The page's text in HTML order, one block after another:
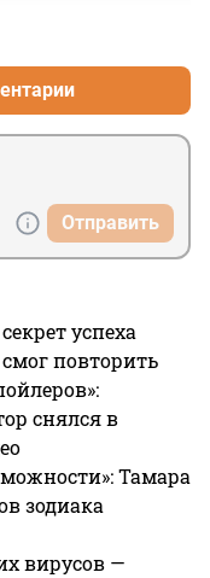
Отправить
успеха
повторить
снялся в
Тамара
зодиака
вирусов —